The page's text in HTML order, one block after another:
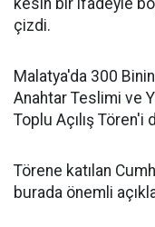
kesin bir ifadeyle
çizdi.
Malatya'da 300
Anahtar Teslimi ve
Toplu Açılış Tören'i
Törene katılan
burada önemli